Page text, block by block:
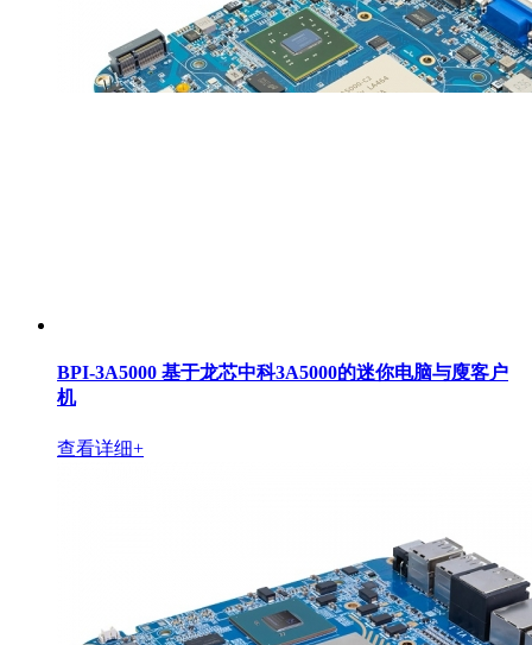
BPI-3A5000 基于龙芯中科3A5000的迷你电脑与廋客户
机
查看详细+